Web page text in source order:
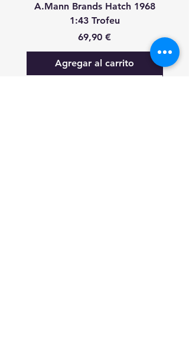
A.Mann Brands Hatch 1968
1:43 Trofeu
Precio
69,90 €
Agregar al carrito